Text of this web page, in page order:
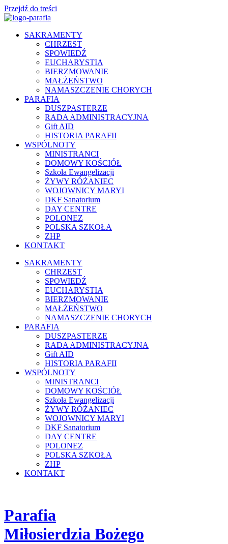
Przejdź do treści
SAKRAMENTY
CHRZEST
SPOWIEDŹ
EUCHARYSTIA
BIERZMOWANIE
MAŁŻEŃSTWO
NAMASZCZENIE CHORYCH
PARAFIA
DUSZPASTERZE
RADA ADMINISTRACYJNA
Gift AID
HISTORIA PARAFII
WSPÓLNOTY
MINISTRANCI
DOMOWY KOŚCIÓŁ
Szkoła Ewangelizacji
ŻYWY RÓŻANIEC
WOJOWNICY MARYI
DKF Sanatorium
DAY CENTRE
POLONEZ
POLSKA SZKOŁA
ZHP
KONTAKT
SAKRAMENTY
CHRZEST
SPOWIEDŹ
EUCHARYSTIA
BIERZMOWANIE
MAŁŻEŃSTWO
NAMASZCZENIE CHORYCH
PARAFIA
DUSZPASTERZE
RADA ADMINISTRACYJNA
Gift AID
HISTORIA PARAFII
WSPÓLNOTY
MINISTRANCI
DOMOWY KOŚCIÓŁ
Szkoła Ewangelizacji
ŻYWY RÓŻANIEC
WOJOWNICY MARYI
DKF Sanatorium
DAY CENTRE
POLONEZ
POLSKA SZKOŁA
ZHP
KONTAKT
Parafia
Miłosierdzia Bożego